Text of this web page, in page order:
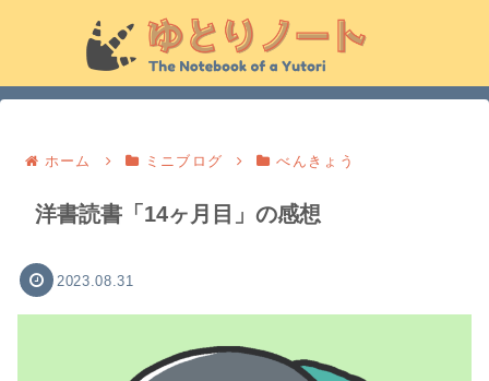
ホーム ミニブログ べんきょう
洋書読書「14ヶ月目」の感想
2023.08.31